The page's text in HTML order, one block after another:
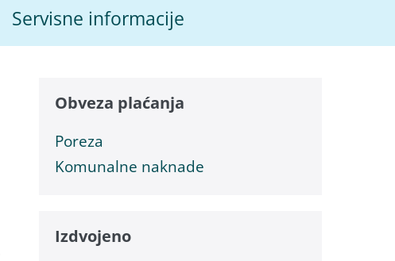
Servisne informacije
Obveza plaćanja
Poreza
Komunalne naknade
Izdvojeno